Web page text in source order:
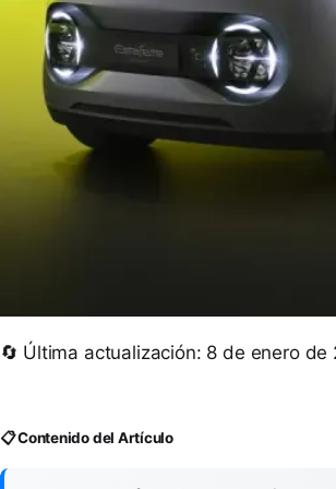
🔄 Última actualización: 8 de enero de
📋 Contenido del Artículo